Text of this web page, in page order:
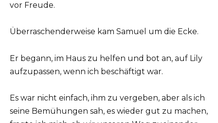
vor Freude.
Überraschenderweise kam Samuel um die Ecke.
Er begann, im Haus zu helfen und bot an, auf Lily
aufzupassen, wenn ich beschäftigt war.
Es war nicht einfach, ihm zu vergeben, aber als ich
seine Bemühungen sah, es wieder gut zu machen,